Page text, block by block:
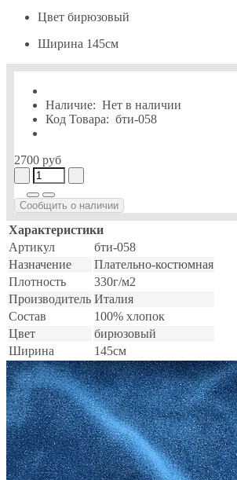
Цвет бирюзовый
Ширина 145см
Наличие: Нет в наличии
Код Товара: бти-058
2700 руб
Сообщить о наличии
Характеристики
Артикул
бти-058
Назначение
Плательно-костюмная
Плотность
330г/м2
Производитель Италия
Состав
100% хлопок
Цвет
бирюзовый
Ширина
145см